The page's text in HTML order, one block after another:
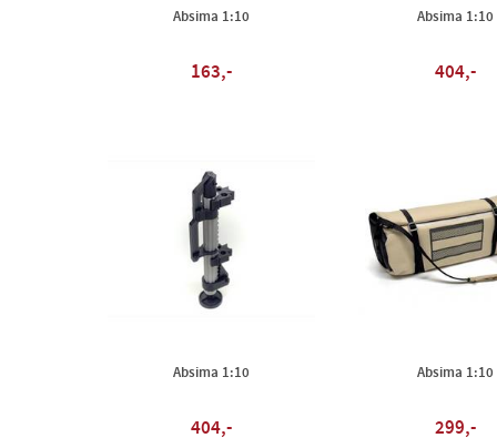
Absima 1:10
163,-
Absima 1:10
404,-
Absima 1:10
404,-
Absima 1:10
299,-